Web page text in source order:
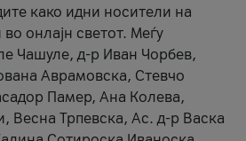
како идни носители на
онлајн светот. Меѓу
Чашуле, д-р Иван Чорбев,
Аврамовска, Стевчо
Памер, Ана Колева,
Весна Трпевска, Ас. д-р Васка